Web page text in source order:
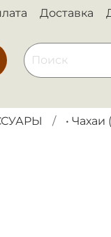
Доставка
•